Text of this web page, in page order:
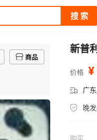
商品
新普
价格 ¥
广
晚
购买